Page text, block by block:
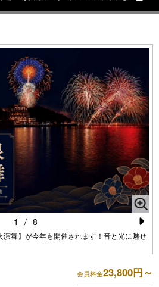
舞】が今年も開催されます！音と光に魅せ
N
xt
1 / 8
会員料金23,800円～